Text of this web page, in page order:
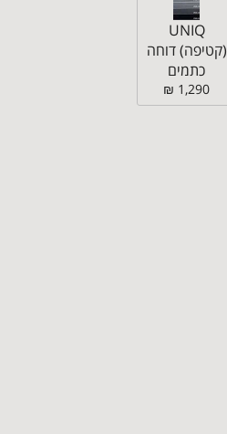
UNIQ
(קטיפה) דוחה
כתמים
1,290 ₪